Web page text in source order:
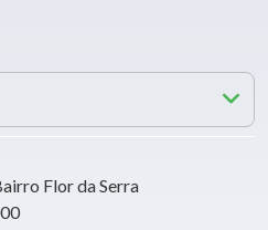
Flor da Serra